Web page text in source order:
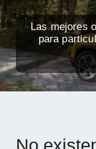
Las mejores
para